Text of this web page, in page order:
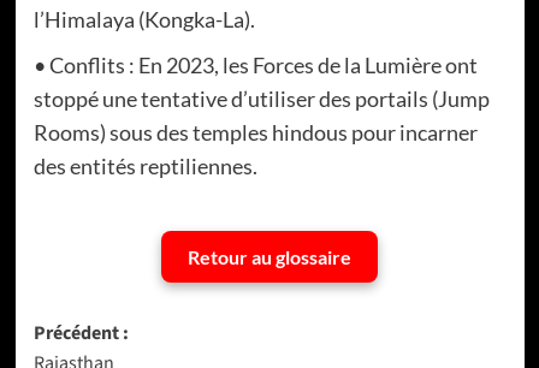
l’Himalaya (Kongka-La).
• Conflits : En 2023, les Forces de la Lumière ont
stoppé une tentative d’utiliser des portails (Jump
Rooms) sous des temples hindous pour incarner
des entités reptiliennes.
Retour au glossaire
Navigation
Précédent :